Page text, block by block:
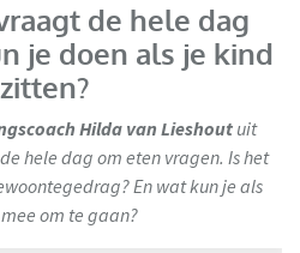
de hele dag
je doen als je kind
Hilda van Lieshout uit
hele dag om eten vragen. Is het
En wat kun je als
om te gaan?